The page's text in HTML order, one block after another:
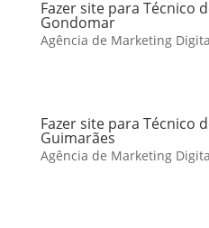
Fazer site para Técnico
Gondomar
Agência de Marketing
Fazer site para Técnico
Guimarães
Agência de Marketing